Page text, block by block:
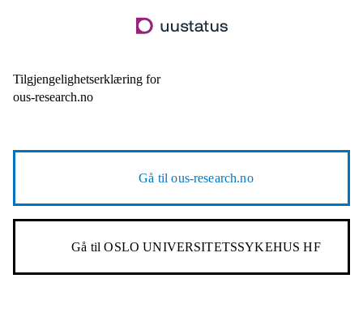
til
Tilgjengelighetserklæring for
ous-research.no
Gå tilous-research.no
Gå tilOSLO UNIVERSITETSSYKEHUS HF